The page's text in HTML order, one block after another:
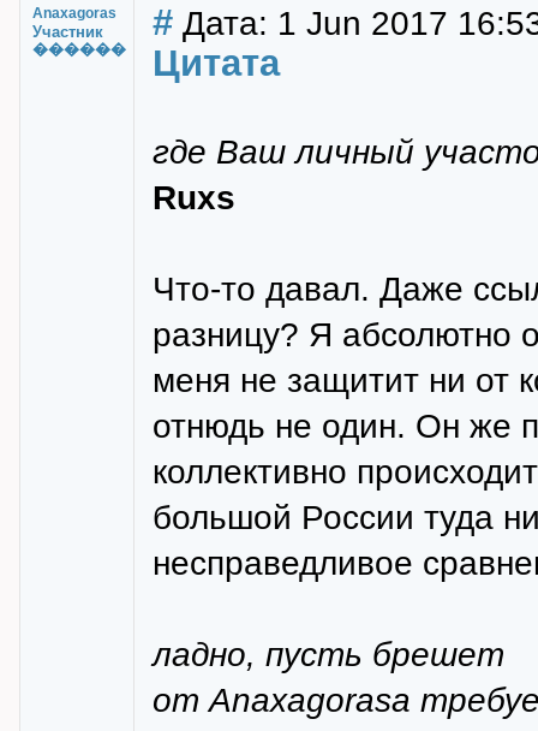
Anaxagoras
Участник
������
# Дата: 1 Jun 2017
Цитата
где Ваш личный
Ruxs
Что-то давал. Даже
разницу? Я абсолютно
меня не защитит ни от
отнюдь не один. Он же
коллективно
большой России туда
несправедливое
ладно, пусть брешет
от Anaxagorasа